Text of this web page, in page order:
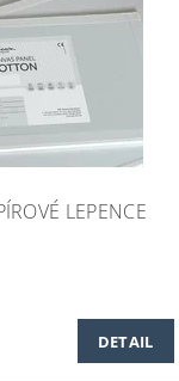
LEPENCE
DETAIL